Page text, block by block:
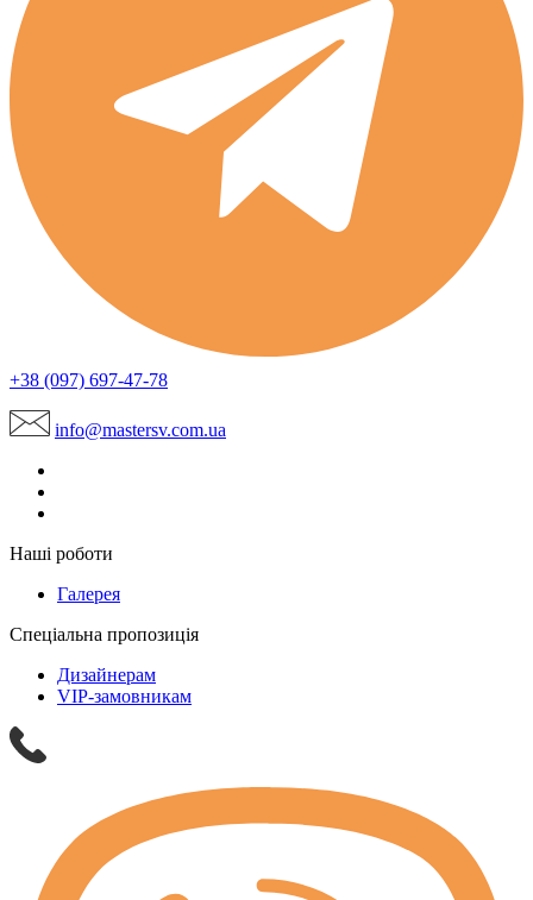
+38 (097) 697-47-78
info@mastersv.com.ua
Наші роботи
Галерея
Спеціальна пропозиція
Дизайнерам
VIP-замовникам